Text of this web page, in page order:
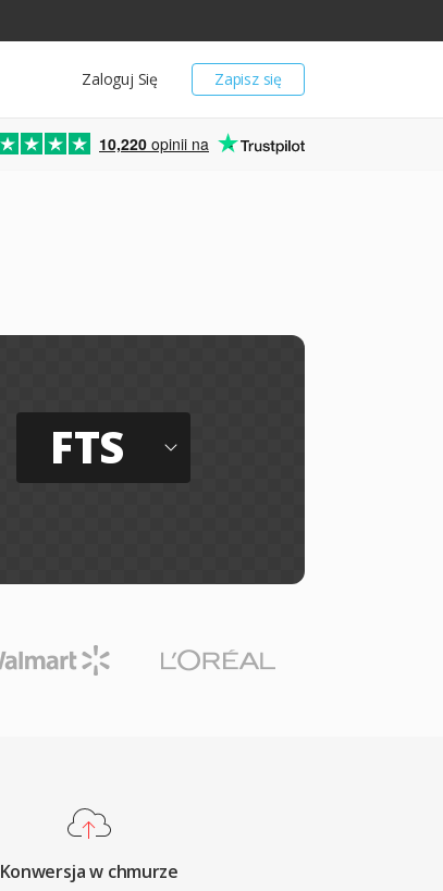
Zapisz się
Zaloguj Się
10,220 opinii na
FTS
Konwersja w chmurze